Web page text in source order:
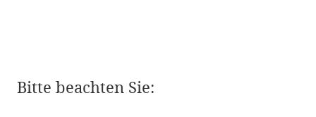
Bitte beachten Sie: